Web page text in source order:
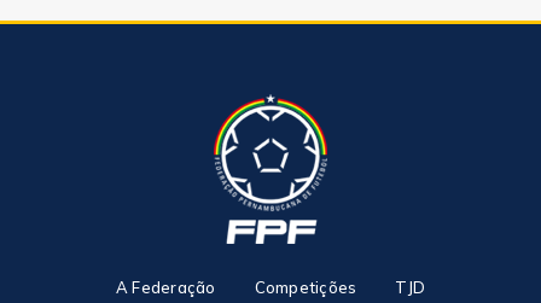
A Federação Competições TJD